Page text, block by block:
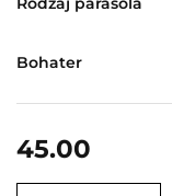
Bohater
45.00